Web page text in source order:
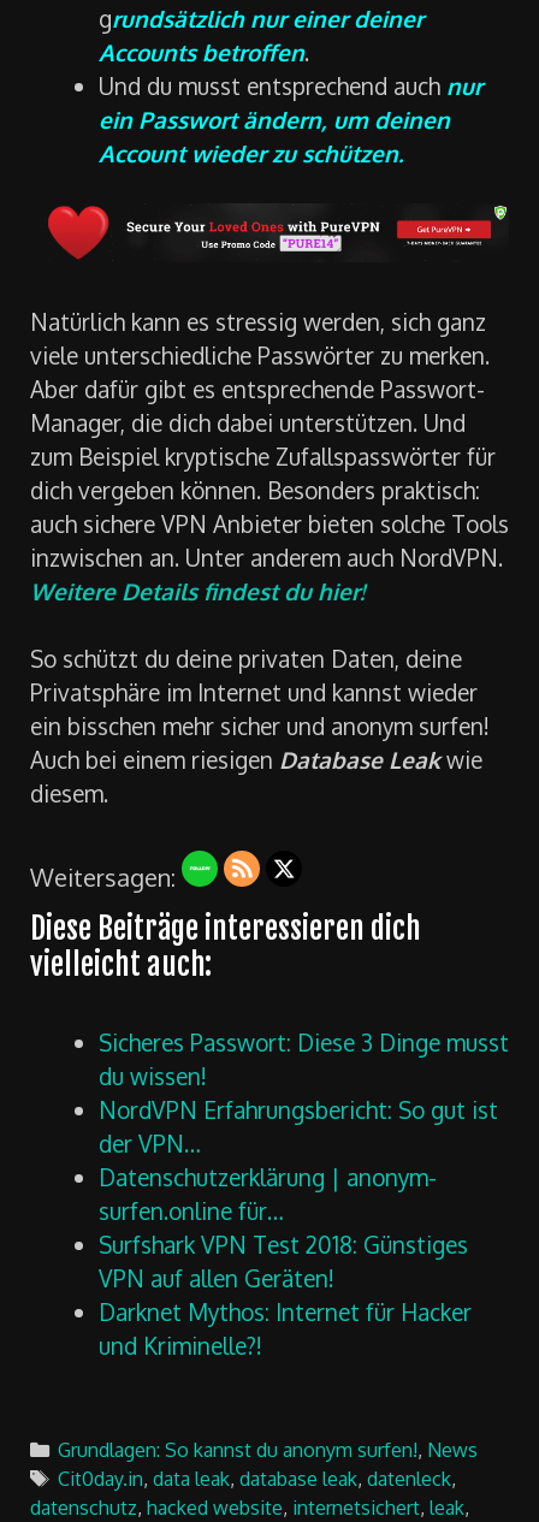
grundsätzlich nur einer deiner
Accounts betroffen.
Und du musst entsprechend auch nur
ein Passwort ändern, um deinen
Account wieder zu schützen.
Natürlich kann es stressig werden, sich ganz
viele unterschiedliche Passwörter zu merken.
Aber dafür gibt es entsprechende Passwort-
Manager, die dich dabei unterstützen. Und
zum Beispiel kryptische Zufallspasswörter für
dich vergeben können. Besonders praktisch:
auch sichere VPN Anbieter bieten solche Tools
inzwischen an. Unter anderem auch NordVPN.
Weitere Details findest du hier!
So schützt du deine privaten Daten, deine
Privatsphäre im Internet und kannst wieder
ein bisschen mehr sicher und anonym surfen!
Auch bei einem riesigen Database Leakwie
diesem.
Weitersagen:
Diese Beiträge interessieren dich
vielleicht auch:
Sicheres Passwort: Diese 3 Dinge musst
du wissen!
NordVPN Erfahrungsbericht: So gut ist
der VPN…
Datenschutzerklärung | anonym-
surfen.online für…
Surfshark VPN Test 2018: Günstiges
VPN auf allen Geräten!
Darknet Mythos: Internet für Hacker
und Kriminelle?!
Categories
Grundlagen: So kannst du anonym surfen!, News
Tags
Cit0day.in, data leak, database leak, datenleck,
datenschutz, hacked website, internetsichert, leak,